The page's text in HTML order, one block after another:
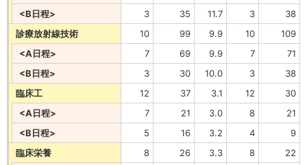
<B日程>
3 35 11.7 3
38
診療放射線技術
10 99 9.9 10
109
<A日程>
7 69 9.9 7
71
<B日程>
3 30 10.0 3
38
臨床工
12 37 3.1 12
30
<A日程>
7 21 3.0 8
21
<B日程>
5 16 3.2 4
9
臨床栄養
8 26 3.3 8
22